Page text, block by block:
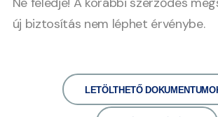
új biztosítás nem léphet érvénybe.
LETÖLTHETŐ